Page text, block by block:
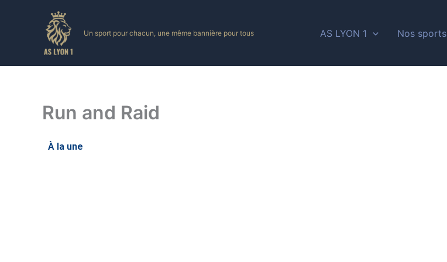
Un sport pour chacun, une même bannière pour tous AS LYON 1 Nos sports
Run and Raid
À la une